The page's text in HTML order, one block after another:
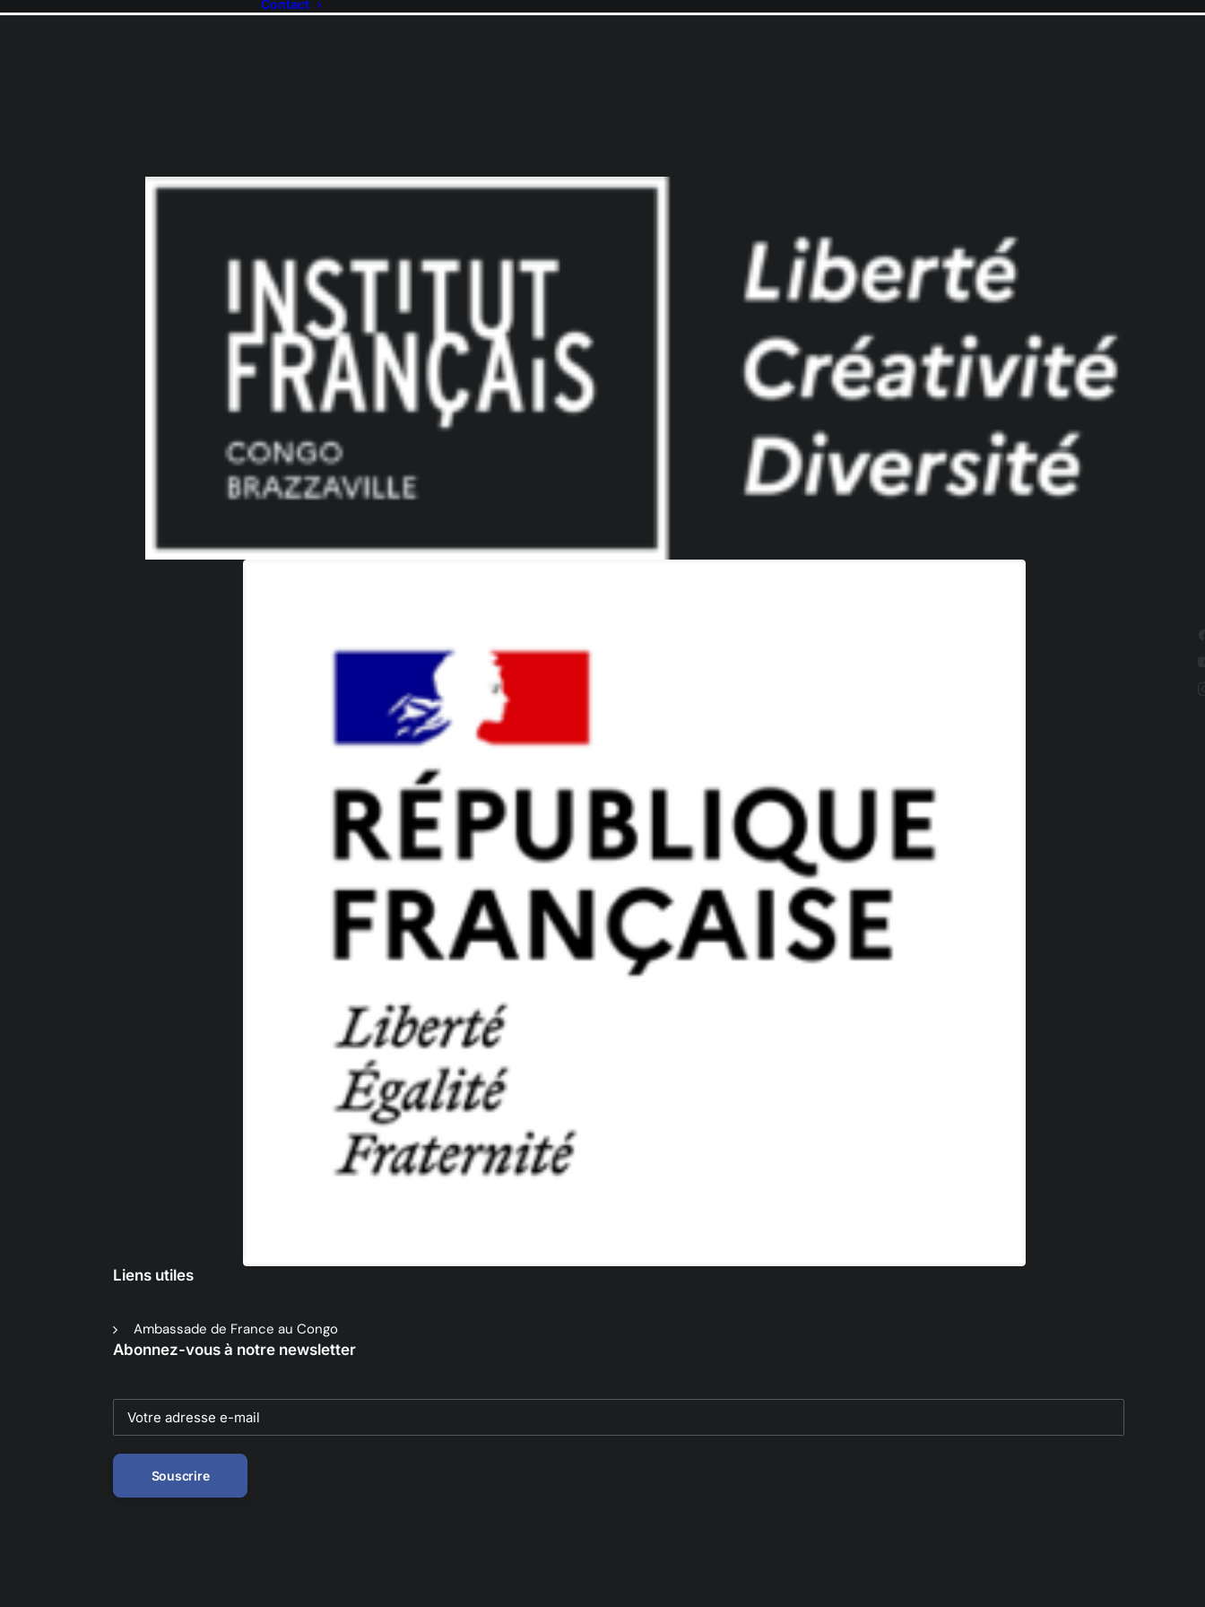
Contact
Liens utiles
Ambassade de France au Congo
Abonnez-vous à notre newsletter